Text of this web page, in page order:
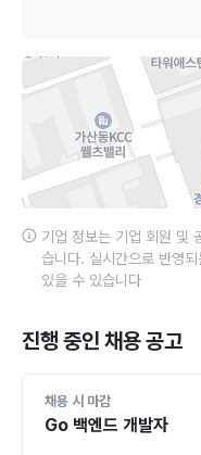
기업 정보는 기업 회원 및
습니다. 실시간으로 반영
있을 수 있습니다
진행 중인 채용 공고
채용 시 마감
Go 백엔드 개발자